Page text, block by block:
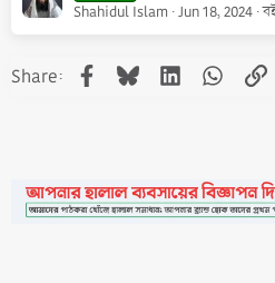
Shahidul Islam Jun 18, 2024
Share: Facebook
BlueskyLinkedIn